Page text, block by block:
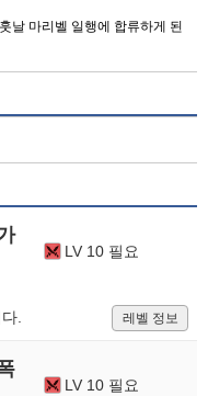
날 마리벨 일행에 합류하게 된
LV 10 필요
. 레벨 정보
LV 10 필요